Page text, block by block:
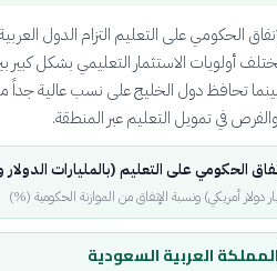
الحكومي على التعليم التزام الدول
تختلف أولويات الاستثمار التعليمي بشكل
تحافظ دول الخليج على نسب عالية جداً من
في تمويل التعليم عبر المنطقة.
الحكومي على التعليم (بالمليارات
دولار أمريكي) ونسبة الإنفاق من الموازنة الحكومية (%)
المملكة العربية السعودية